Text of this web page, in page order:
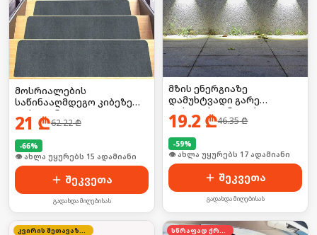
მოსრიალების
საწინააღმდეგო კიბეზე
დასაფენი
21 ₾62.22₾
-66%
🛒 ბოლო 24სთ-ში იყიდა 23-მა
შეკვეთა
გადახდა მიღებისას
მზის ენერგიაზე
დამუხტვადი გარე
ფასადის განათება
19.2 ₾46.35₾
-59%
🛒 ბოლო 24სთ-ში იყიდა 22-მა
შეკვეთა
გადახდა მიღებისას
კვირის შეთავაზება სწრაფად ქრება